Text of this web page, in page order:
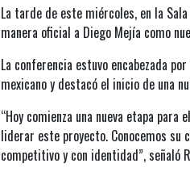
La tarde de este miércoles, en la
manera oficial a Diego Mejía como
La conferencia estuvo encabezada
mexicano y destacó el inicio de una
“Hoy comienza una nueva etapa
liderar este proyecto. Conocemos
competitivo y con identidad”, señaló